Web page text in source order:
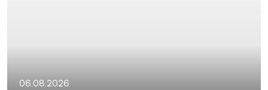
06.08.2026